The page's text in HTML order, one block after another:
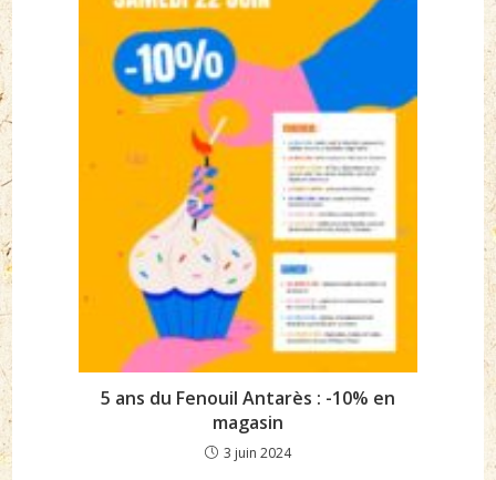
5 ans du Fenouil Antarès : -10% en
magasin
3 juin 2024